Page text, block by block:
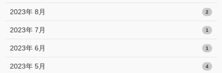
2023年 8月 2
2023年 7月 1
2023年 6月 1
2023年 5月 4